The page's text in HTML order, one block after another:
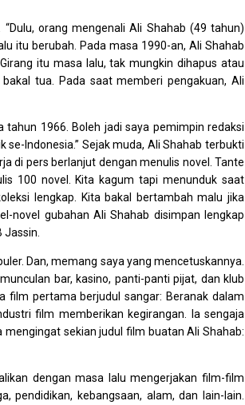
orang mengenali Ali Shahab (49 tahun)
itu berubah. Pada masa 1990-an, Ali Shahab
itu masa lalu, tak mungkin dihapus atau
tua. Pada saat memberi pengakuan, Ali
1966. Boleh jadi saya pemimpin redaksi
Indonesia.” Sejak muda, Ali Shahab terbukti
di pers berlanjut dengan menulis novel. Tante
100 novel. Kita kagum tapi menunduk saat
lengkap. Kita bakal bertambah malu jika
novel gubahan Ali Shahab disimpan lengkap
Jassin.
Dan, memang saya yang mencetuskannya.
bar, kasino, panti-panti pijat, dan klub
film pertama berjudul sangar: Beranak dalam
film memberikan kegirangan. Ia sengaja
sekian judul film buatan Ali Shahab:
dengan masa lalu mengerjakan film-film
pendidikan, kebangsaan, alam, dan lain-lain.